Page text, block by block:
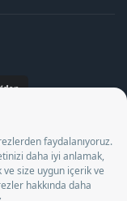
A.Ş. Özel İstihdam
tarihleri arasında
tarafından